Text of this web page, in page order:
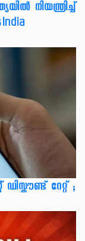
നിയന്ത്രിച്ച്
റേറ്റ് ;